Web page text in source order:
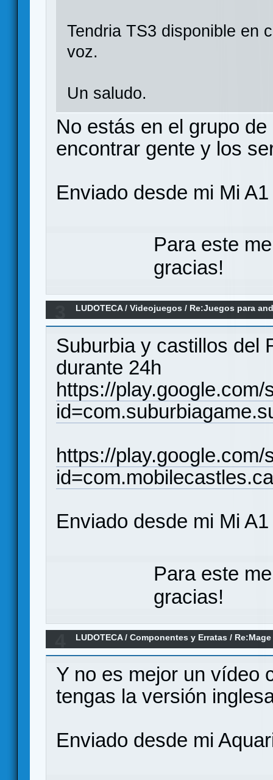
Tendria TS3 disponible en
voz.
Un saludo.
No estás en el grupo
encontrar gente y los
Enviado desde mi Mi
Para este
gracias!
LUDOTECA/Videojuegos / Re:Juegos para
Suburbia y castillos del
durante 24h
https://
https://
Enviado desde mi Mi
Para este
gracias!
LUDOTECA/Componentes y Erratas /
Y no es mejor un vídeo
tengas la versión
Enviado desde mi